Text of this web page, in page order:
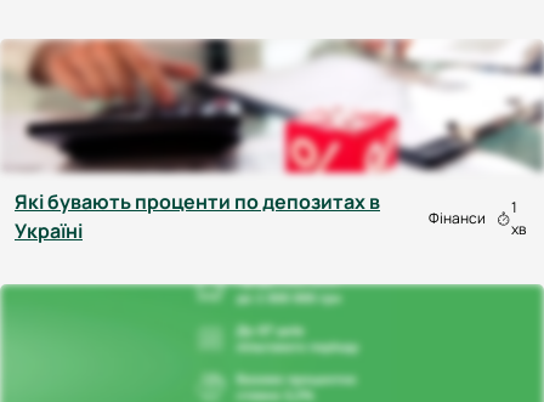
Які бувають проценти по депозитах в
Україні
Фінанси
1
хв